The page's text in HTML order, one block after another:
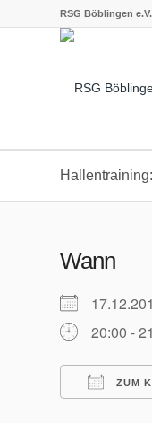
RSG Böblingen
Wann
20:00 -
ZUM